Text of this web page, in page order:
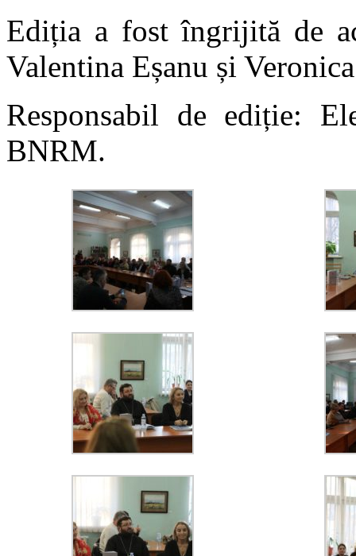
Ediția a fost îngrijită de
Valentina Eșanu și
Responsabil de ediție:
BNRM.